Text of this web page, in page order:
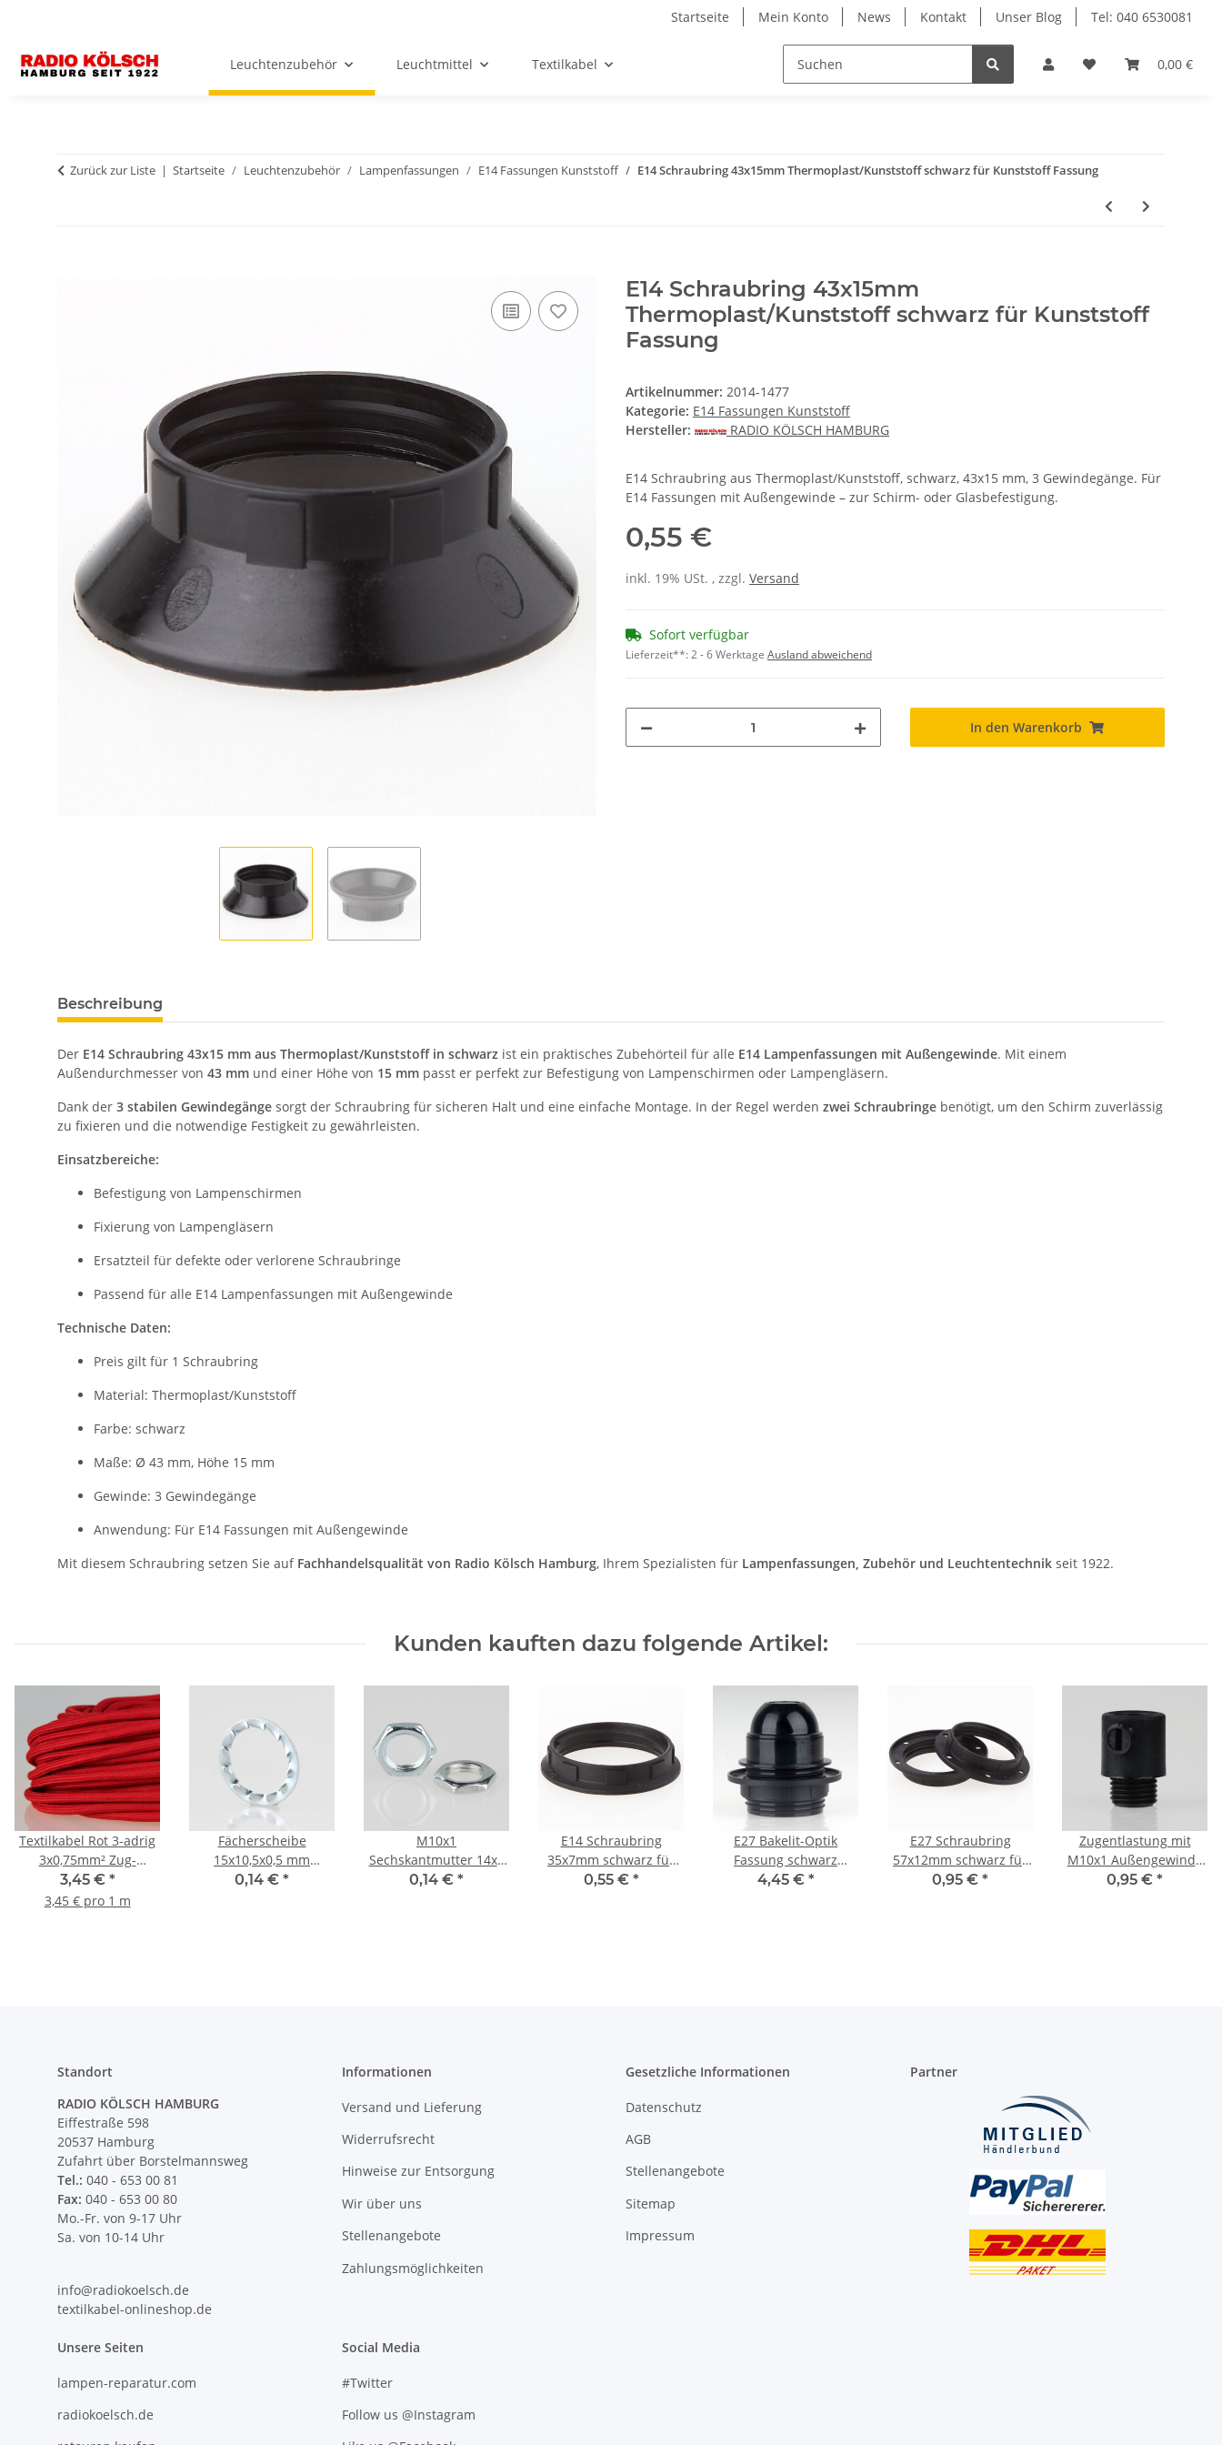
Startseite Mein Konto News Kontakt Unser Blog Tel: 040 6530081
0,00 €
Leuchtenzubehör Leuchtmittel Textilkabel
Zurück zur Liste Startseite Leuchtenzubehör Lampenfassungen E14 Fassungen Kunststoff E14 Schraubring 43x15mm Thermoplast/Kunststoff schwarz für Kunststoff Fassung
E14 Schraubring 43x15mm
Thermoplast/Kunststoff schwarz für Kunststoff
Fassung
Artikelnummer: 2014-1477
Kategorie: E14 Fassungen Kunststoff
Hersteller:
RADIO KÖLSCH HAMBURG
E14 Schraubring aus Thermoplast/Kunststoff, schwarz, 43x15 mm, 3 Gewindegänge. Für
E14 Fassungen mit Außengewinde – zur Schirm- oder Glasbefestigung.
0,55 €
inkl. 19% USt. , zzgl. Versand
Sofort verfügbar
Lieferzeit**:2 - 6 Werktage Ausland abweichend
In den Warenkorb
Beschreibung
Der E14 Schraubring 43x15 mm aus Thermoplast/Kunststoff in schwarz ist ein praktisches Zubehörteil für alle E14 Lampenfassungen mit Außengewinde. Mit einem
Außendurchmesser von 43 mm und einer Höhe von 15 mm passt er perfekt zur Befestigung von Lampenschirmen oder Lampengläsern.
Dank der 3 stabilen Gewindegänge sorgt der Schraubring für sicheren Halt und eine einfache Montage. In der Regel werden zwei Schraubringe benötigt, um den Schirm zuverlässig
zu fixieren und die notwendige Festigkeit zu gewährleisten.
Einsatzbereiche:
Befestigung von Lampenschirmen
Fixierung von Lampengläsern
Ersatzteil für defekte oder verlorene Schraubringe
Passend für alle E14 Lampenfassungen mit Außengewinde
Technische Daten:
Preis gilt für 1 Schraubring
Material: Thermoplast/Kunststoff
Farbe: schwarz
Maße: Ø 43 mm, Höhe 15 mm
Gewinde: 3 Gewindegänge
Anwendung: Für E14 Fassungen mit Außengewinde
Mit diesem Schraubring setzen Sie auf Fachhandelsqualität von Radio Kölsch Hamburg, Ihrem Spezialisten für Lampenfassungen, Zubehör und Leuchtentechnik seit 1922.
Kunden kauften dazu folgende Artikel:
Textilkabel Rot 3-adrig
3x0,75mm² Zug-
Pendelleitung S03RT-F
3G0,75
3,45 € *
3,45 € pro 1 m
Fächerscheibe
15x10,5x0,5 mm
verzinkt (für M10
0,14 € *
M10x1
Sechskantmutter 14x3
Metall verzinkt
0,14 € *
E14 Schraubring
35x7mm schwarz für
Kunststoff/Thermoplast
0,55 € *
E27 Bakelit-Optik
Fassung schwarz
Teilgewindemantel
4,45 € *
E27 Schraubring
57x12mm schwarz für
Kunststoff
0,95 € *
Zugentlastung mit
M10x1 Außengewinde
für Kabel 13x19mm
0,95 € *
Standort
RADIO KÖLSCH HAMBURG
Eiffestraße 598
20537 Hamburg
Zufahrt über Borstelmannsweg
Tel.: 040 - 653 00 81
Fax: 040 - 653 00 80
Mo.-Fr. von 9-17 Uhr
Sa. von 10-14 Uhr
info@radiokoelsch.de
textilkabel-onlineshop.de
Informationen
Versand und Lieferung
Widerrufsrecht
Hinweise zur Entsorgung
Wir über uns
Stellenangebote
Zahlungsmöglichkeiten
Gesetzliche Informationen
Datenschutz
AGB
Stellenangebote
Sitemap
Impressum
Partner
Unsere Seiten
lampen-reparatur.com
radiokoelsch.de
Social Media
#Twitter
Follow us @Instagram